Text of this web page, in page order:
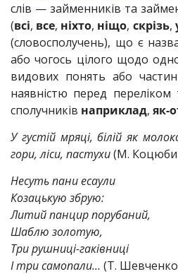
слів — займенників та
(всі, все, ніхто, ніщо, скрізь,
(словосполучень), що є
або чогось цілого щодо
видових понять або
наявністю перед
сполучників наприклад, як-
У густій мряці, білій як
гори, ліси, пастухи(М.
Несуть пани есаули
Козацькую збрую:
Литий панцир порубаний,
Шаблю золотую,
Три рушниці-гаківниці
І три самопали… (Т.